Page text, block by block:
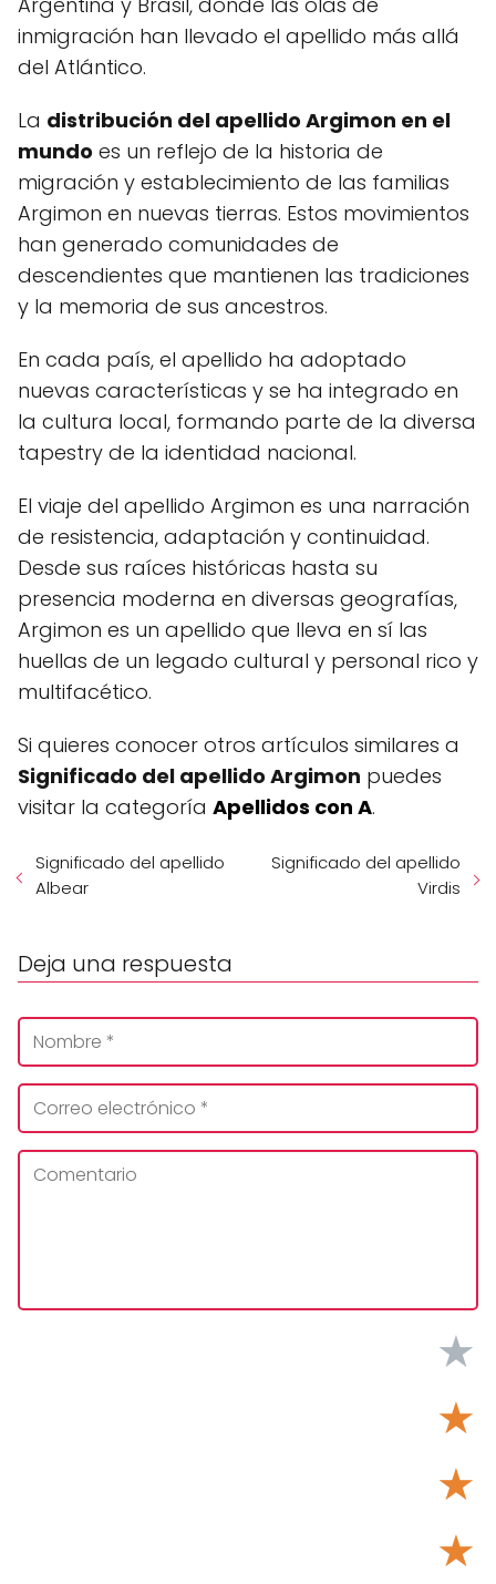
inmigración han llevado el apellido más allá
del Atlántico.
La distribución del apellido Argimon en el
mundo es un reflejo de la historia de
migración y establecimiento de las familias
Argimon en nuevas tierras. Estos movimientos
han generado comunidades de
descendientes que mantienen las tradiciones
y la memoria de sus ancestros.
En cada país, el apellido ha adoptado
nuevas características y se ha integrado en
la cultura local, formando parte de la diversa
tapestry de la identidad nacional.
El viaje del apellido Argimon es una narración
de resistencia, adaptación y continuidad.
Desde sus raíces históricas hasta su
presencia moderna en diversas geografías,
Argimon es un apellido que lleva en sí las
huellas de un legado cultural y personal rico y
multifacético.
Si quieres conocer otros artículos similares a
Significado del apellido Argimon puedes
visitar la categoría Apellidos con A.
Significado del apellido
Albear
Significado del apellido
Virdis
Deja una respuesta
★
★
★
★